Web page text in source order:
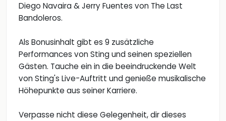
Diego Navaira & Jerry Fuentes von The Last
Bandoleros.
Als Bonusinhalt gibt es 9 zusätzliche
Performances von Sting und seinen speziellen
Gästen. Tauche ein in die beeindruckende Welt
von Sting's Live-Auftritt und genieße musikalische
Höhepunkte aus seiner Karriere.
Verpasse nicht diese Gelegenheit, dir dieses